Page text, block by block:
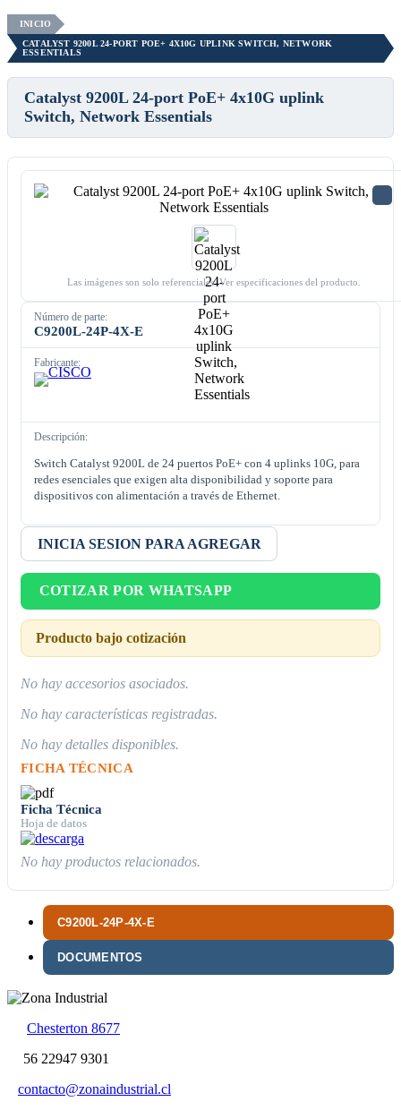
INICIO
CATALYST 9200L 24-PORT POE+ 4X10G UPLINK SWITCH, NETWORK
ESSENTIALS
Catalyst 9200L 24-port PoE+ 4x10G uplink
Switch, Network Essentials
C9200L-24P-4X-E
DOCUMENTOS
Las imágenes son solo referenciales. Ver especificaciones del producto.
Número de parte:
C9200L-24P-4X-E
Fabricante:
Descripción:
Switch Catalyst 9200L de 24 puertos PoE+ con 4 uplinks 10G, para
redes esenciales que exigen alta disponibilidad y soporte para
dispositivos con alimentación a través de Ethernet.
INICIA SESION PARA AGREGAR
COTIZAR POR WHATSAPP
Producto bajo cotización
No hay accesorios asociados.
No hay características registradas.
No hay detalles disponibles.
FICHA TÉCNICA
Ficha Técnica
Hoja de datos
No hay productos relacionados.
Chesterton 8677
56 22947 9301
contacto@zonaindustrial.cl